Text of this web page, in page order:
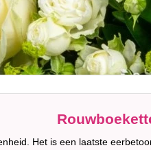
Het is een laatste